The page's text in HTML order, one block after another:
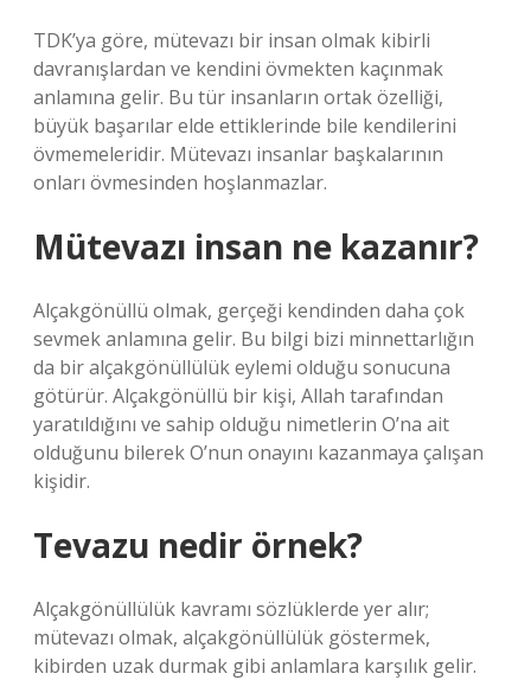
TDK’ya göre, mütevazı bir insan olmak kibirli
davranışlardan ve kendini övmekten kaçınmak
anlamına gelir. Bu tür insanların ortak özelliği,
büyük başarılar elde ettiklerinde bile kendilerini
övmemeleridir. Mütevazı insanlar başkalarının
onları övmesinden hoşlanmazlar.
Mütevazı insan ne kazanır?
Alçakgönüllü olmak, gerçeği kendinden daha çok
sevmek anlamına gelir. Bu bilgi bizi minnettarlığın
da bir alçakgönüllülük eylemi olduğu sonucuna
götürür. Alçakgönüllü bir kişi, Allah tarafından
yaratıldığını ve sahip olduğu nimetlerin O’na ait
olduğunu bilerek O’nun onayını kazanmaya çalışan
kişidir.
Tevazu nedir örnek?
Alçakgönüllülük kavramı sözlüklerde yer alır;
mütevazı olmak, alçakgönüllülük göstermek,
kibirden uzak durmak gibi anlamlara karşılık gelir.